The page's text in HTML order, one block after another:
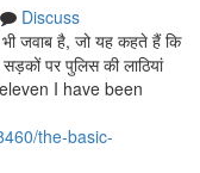
Discuss
भी जवाब है, जो यह कहते हैं कि
पर पुलिस की लाठियां
I have been
the-basic-